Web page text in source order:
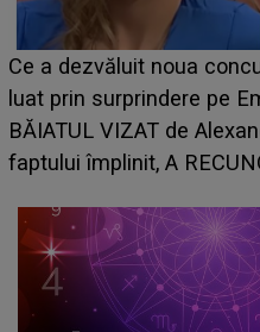
Ce a dezvăluit noua
luat prin surprindere pe
BĂIATUL VIZAT de
faptului împlinit, A